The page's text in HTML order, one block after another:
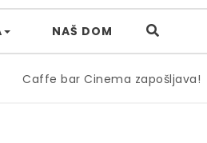
NAŠ DOM
Caffe bar Cinema zapošljava!